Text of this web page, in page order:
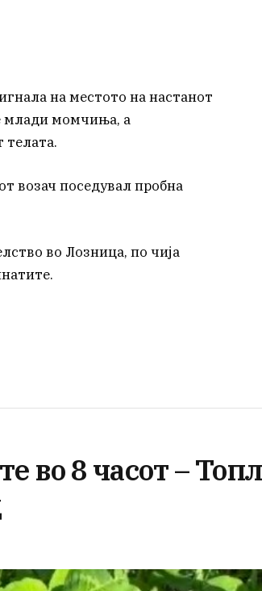
на местото на настанот
млади момчиња, а
телата.
возач поседувал пробна
во Лозница, по чија
во 8 часот –